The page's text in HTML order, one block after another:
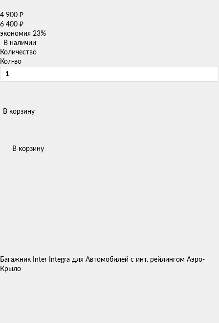
4 900 ₽
6 400 ₽
экономия 23%
В наличии
Количество
Кол-во
В корзину
В корзину
Багажник Inter Integra для Автомобилей с инт. рейлингом Аэро-
Крыло